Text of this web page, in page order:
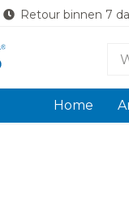
Retour binnen 7
Home